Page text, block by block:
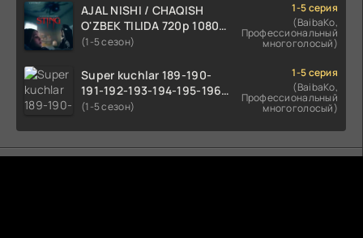
AJAL NISHI / CHAQISH
O'ZBEK TILIDA 720p 1080p
Full HD (2024) Tarjima
(1-5 сезон)
1-5 серия
(BaibaKo,
Профессиональный
многоголосый)
Super kuchlar 189-190-
191-192-193-194-195-196-
197-198-199-200 Qism
tarjima seryal
(1-5 сезон)
1-5 серия
(BaibaKo,
Профессиональный
многоголосый)